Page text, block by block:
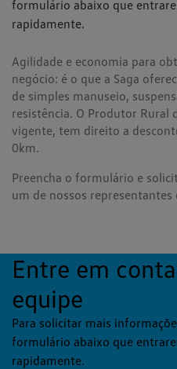
formulário abaixo que
rapidamente.
Agilidade e economia para
negócio: é o que a Saga
de simples manuseio,
resistência. O Produtor Rural
vigente, tem direito a
0km.
Preencha o formulário e
um de nossos representantes
Entre em
equipe
Para solicitar mais
formulário abaixo que
rapidamente.